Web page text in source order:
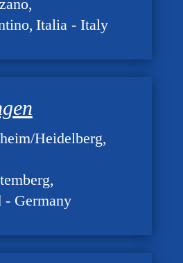
Italia - Italy
Heidelberg
- Germany